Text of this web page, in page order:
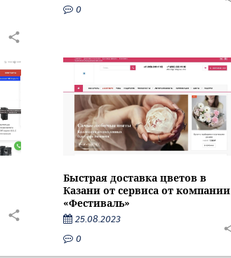
0
Быстрая доставка цветов в
Казани от сервиса от компании
«Фестиваль»
25.08.2023
0